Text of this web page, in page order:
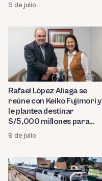
9 de julio
Rafael López Aliaga se
reúne con Keiko Fujimori y
le plantea destinar
S/5,000 millones para
seguridad ciudadana
9 de julio